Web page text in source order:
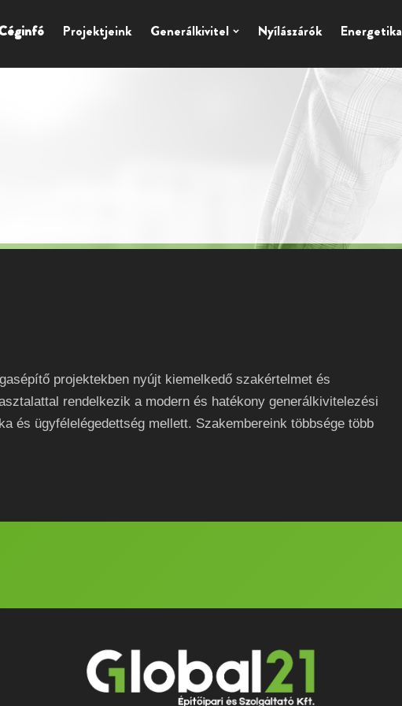
Projektjeink Generálkivitel Nyílászárók Energetika
projektekben nyújt kiemelkedő szakértelmet és
rendelkezik a modern és hatékony generálkivitelezési
és ügyfélelégedettség mellett. Szakembereink többsége több